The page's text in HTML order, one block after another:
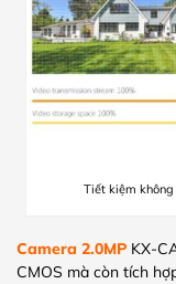
Tiết kiệm
Camera 2.0MP KX-
CMOS mà còn tích